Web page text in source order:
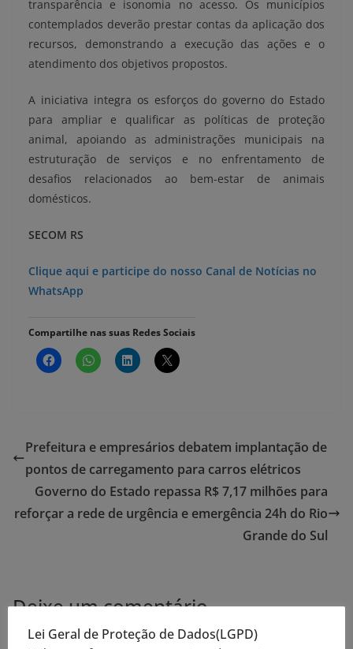
transparência e isonomia no acesso. Os municípios
contemplados deverão prestar contas da aplicação dos
recursos, demonstrando a execução das ações e o
atendimento dos objetivos propostos.
A iniciativa integra os esforços do governo do Estado
para ampliar e qualificar as políticas de proteção
animal, apoiando as administrações municipais na
estruturação de serviços e no enfrentamento de
desafios relacionados ao bem-estar de animais
domésticos.
SECOM RS
Clique aqui e participe do nosso Canal de Notícias no
WhatsApp
Compartilhe nas suas Redes Sociais
Prefeitura e empresários debatem implantação de
pontos de carregamento para carros elétricos
Governo do Estado repassa R$ 7,17 milhões para
reforçar a rede de urgência e emergência 24h do Rio
Grande do Sul
Deixe um comentário
O seu endereço de e-mail não será publicado.
Lei Geral de Proteção de Dados(LGPD)